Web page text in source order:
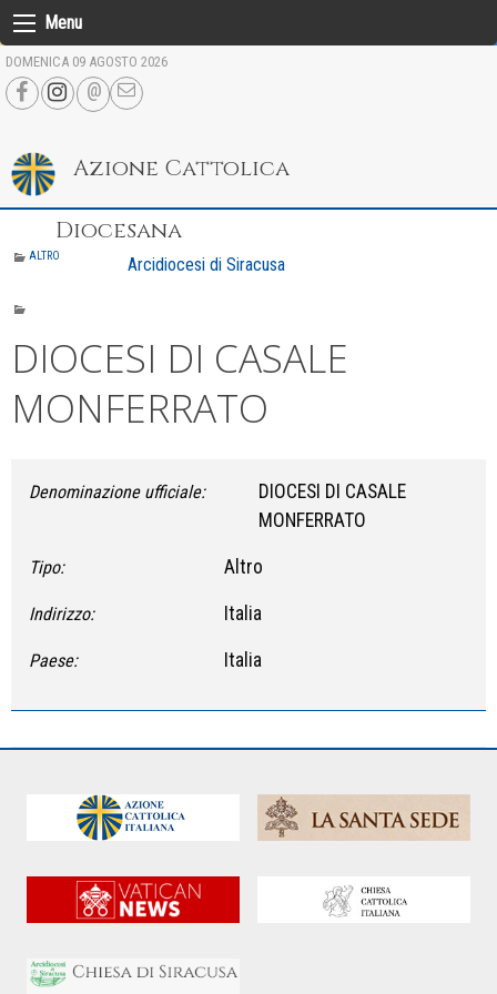
Skip
to
content
Menu
DOMENICA 09 AGOSTO 2026
Azione Cattolica
Diocesana
Arcidiocesi di Siracusa
ALTRO
DIOCESI DI CASALE
MONFERRATO
Denominazione ufficiale:
DIOCESI DI CASALE
MONFERRATO
Tipo: Altro
Indirizzo: Italia
Paese: Italia